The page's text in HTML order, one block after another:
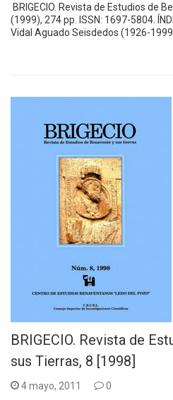
BRIGECIO. Revista de Estudios de
(1999), 274 pp. ISSN: 1697-5804.
Vidal Aguado Seisdedos (1926-
BRIGECIO. Revista de
sus Tierras, 8 [1998]
4 mayo, 2011 0